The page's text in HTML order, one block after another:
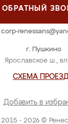
2015 - 2026 ©
г. Пушкино
Ярославское ш.,
СХЕМА
Добавить в
ОБРАТНЫЙ
corp-